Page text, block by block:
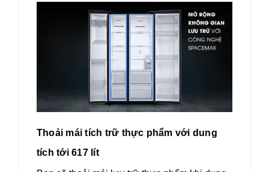
Thoải mái tích trữ thực phẩm với dung
tích tới 617 lít